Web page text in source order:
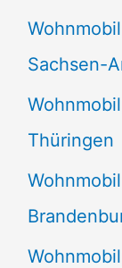
Sachsen-
Thüringen